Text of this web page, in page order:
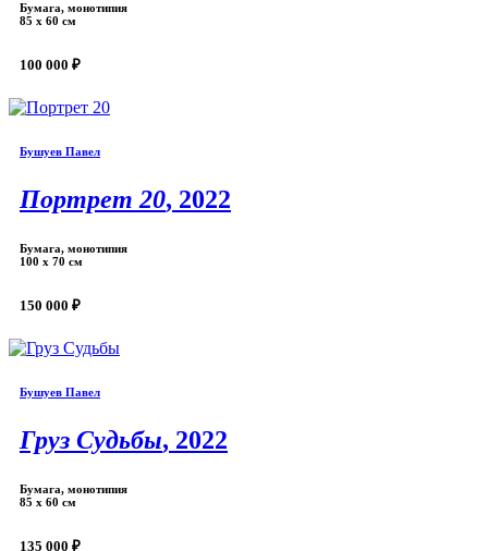
Бумага, монотипия
85 х 60 см
100 000 ₽
Бушуев Павел
Портрет 20, 2022
Бумага, монотипия
100 x 70 см
150 000 ₽
Бушуев Павел
Груз Судьбы, 2022
Бумага, монотипия
85 х 60 см
135 000 ₽